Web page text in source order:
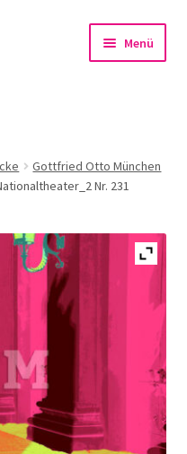
Menü
öffnen
Kanzlei
Gottfried Otto München
Nr. 231